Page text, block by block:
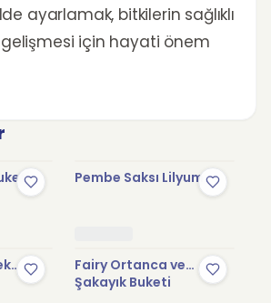
ayarlamak, bitkilerin sağlıklı
için hayati önem
Pembe Saksı Lilyum
Fairy Ortanca ve
Şakayık Buketi